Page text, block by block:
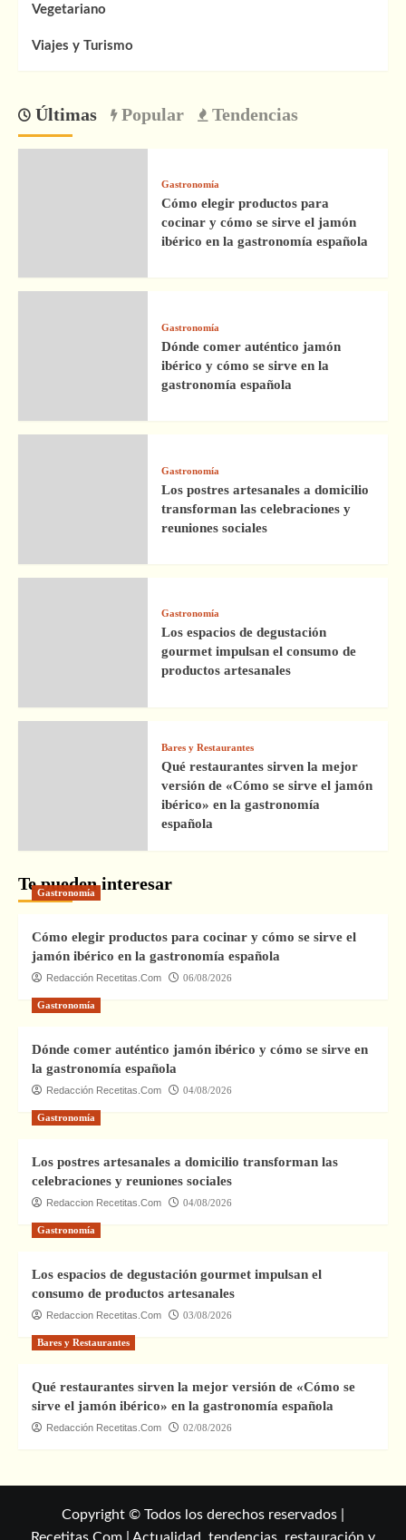
Vegetariano
Viajes y Turismo
Últimas Popular Tendencias
Gastronomía
Cómo elegir productos para
cocinar y cómo se sirve el jamón
ibérico en la gastronomía española
Gastronomía
Dónde comer auténtico jamón
ibérico y cómo se sirve en la
gastronomía española
Gastronomía
Los postres artesanales a domicilio
transforman las celebraciones y
reuniones sociales
Gastronomía
Los espacios de degustación
gourmet impulsan el consumo de
productos artesanales
Bares y Restaurantes
Qué restaurantes sirven la mejor
versión de «Cómo se sirve el jamón
ibérico» en la gastronomía
española
Te pueden interesar
Gastronomía
Cómo elegir productos para cocinar y cómo se sirve el
jamón ibérico en la gastronomía española
Redacción Recetitas.Com 06/08/2026
Gastronomía
Dónde comer auténtico jamón ibérico y cómo se sirve en
la gastronomía española
Redacción Recetitas.Com 04/08/2026
Gastronomía
Los postres artesanales a domicilio transforman las
celebraciones y reuniones sociales
Redaccion Recetitas.Com 04/08/2026
Gastronomía
Los espacios de degustación gourmet impulsan el
consumo de productos artesanales
Redaccion Recetitas.Com 03/08/2026
Bares y Restaurantes
Qué restaurantes sirven la mejor versión de «Cómo se
sirve el jamón ibérico» en la gastronomía española
Redacción Recetitas.Com 02/08/2026
Copyright © Todos los derechos reservados |
Recetitas.Com | Actualidad, tendencias, restauración y